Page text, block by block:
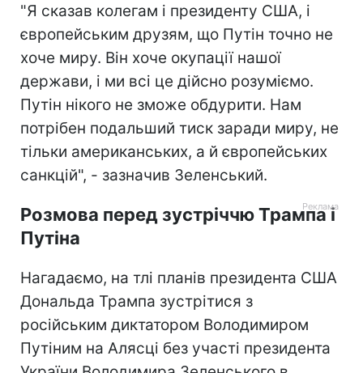
"Я сказав колегам і президенту США, і
європейським друзям, що Путін точно не
хоче миру. Він хоче окупації нашої
держави, і ми всі це дійсно розуміємо.
Путін нікого не зможе обдурити. Нам
потрібен подальший тиск заради миру, не
тільки американських, а й європейських
санкцій", - зазначив Зеленський.
Розмова перед зустріччю Трампа і
Путіна
Нагадаємо, на тлі планів президента США
Дональда Трампа зустрітися з
російським диктатором Володимиром
Путіним на Алясці без участі президента